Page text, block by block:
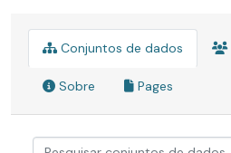
Conjuntos de dados
Sobre Pages